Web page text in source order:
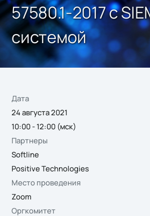
57580.1-2017 с
системой
Дата
24 августа 2021
10:00 - 12:00 (мск)
Партнеры
Softline
Positive Technologies
Место проведения
Zoom
Оргкомитет